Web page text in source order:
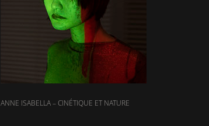
ANNE ISABELLA – CINÉTIQUE ET NATURE